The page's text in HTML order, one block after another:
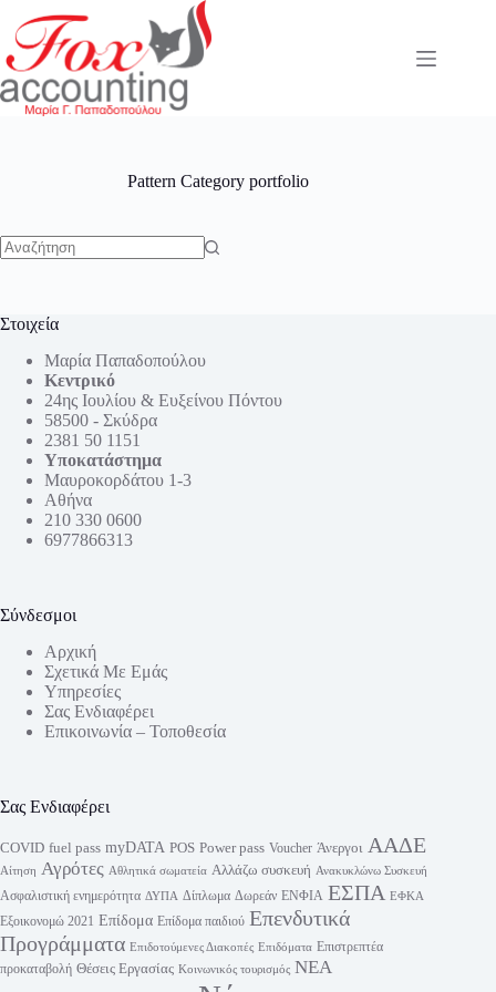
στο
περιεχόμενο
Pattern Category portfolio
Στοιχεία
Μαρία Παπαδοπούλου
Κεντρικό
24ης Ιουλίου & Ευξείνου Πόντου
58500 - Σκύδρα
2381 50 1151
Υποκατάστημα
Μαυροκορδάτου 1-3
Αθήνα
210 330 0600
6977866313
Σύνδεσμοι
Αρχική
Σχετικά Με Εμάς
Υπηρεσίες
Σας Ενδιαφέρει
Επικοινωνία – Τοποθεσία
Σας Ενδιαφέρει
COVID fuel pass myDATA POS Power pass Voucher Άνεργοι ΑΑΔΕ
Αίτηση Αγρότες Αθλητικά σωματεία Αλλάζω συσκευή Ανακυκλώνω Συσκευή
Ασφαλιστική ενημερότητα ΔΥΠΑ Δίπλωμα Δωρεάν ΕΝΦΙΑ ΕΣΠΑ ΕΦΚΑ
Εξοικονομώ 2021 Επίδομα Επίδομα παιδιού Επενδυτικά
Προγράμματα Επιδοτούμενες Διακοπές Επιδόματα Επιστρεπτέα
προκαταβολή Θέσεις Εργασίας Κοινωνικός τουρισμός ΝΕΑ